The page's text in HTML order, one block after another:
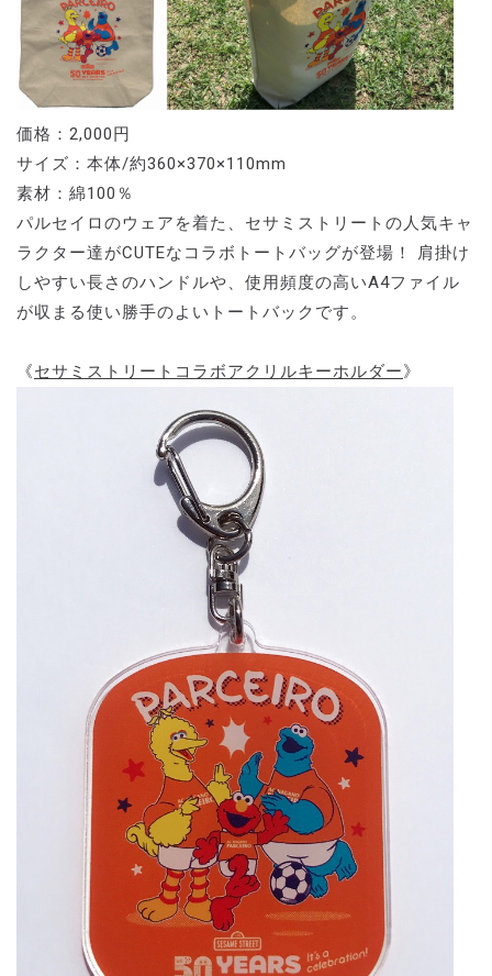
価格：2,000円
サイズ：本体/約360×370×110mm
素材：綿100％
パルセイロのウェアを着た、セサミストリートの人気キャ
ラクター達がCUTEなコラボトートバッグが登場！ 肩掛け
しやすい長さのハンドルや、使用頻度の高いA4ファイル
が収まる使い勝手のよいトートバックです。
《セサミストリートコラボアクリルキーホルダー》